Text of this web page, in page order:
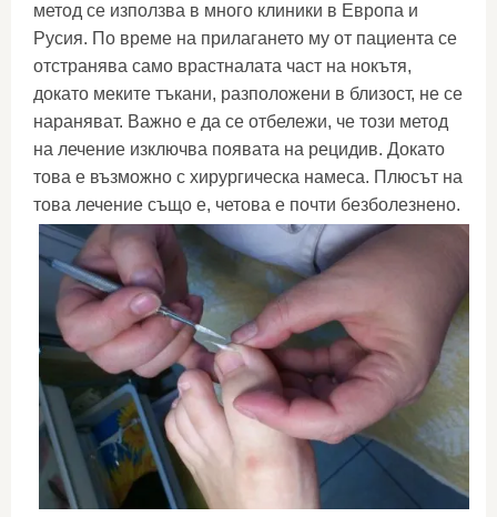
метод се използва в много клиники в Европа и
Русия. По време на прилагането му от пациента се
отстранява само врастналата част на нокътя,
докато меките тъкани, разположени в близост, не се
нараняват. Важно е да се отбележи, че този метод
на лечение изключва появата на рецидив. Докато
това е възможно с хирургическа намеса. Плюсът на
това лечение също е, четова е почти безболезнено.